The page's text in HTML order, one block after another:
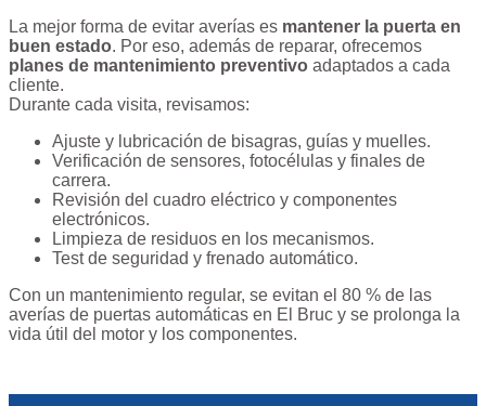
La mejor forma de evitar averías es mantener la puerta en
buen estado. Por eso, además de reparar, ofrecemos
planes de mantenimiento preventivo adaptados a cada
cliente.
Durante cada visita, revisamos:
Ajuste y lubricación de bisagras, guías y muelles.
Verificación de sensores, fotocélulas y finales de
carrera.
Revisión del cuadro eléctrico y componentes
electrónicos.
Limpieza de residuos en los mecanismos.
Test de seguridad y frenado automático.
Con un mantenimiento regular, se evitan el 80 % de las
averías de puertas automáticas en El Bruc y se prolonga la
vida útil del motor y los componentes.